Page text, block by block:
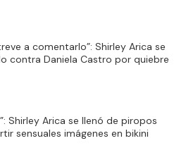
a comentarlo”: Shirley Arica se
contra Daniela Castro por quiebre
Shirley Arica se llenó de piropos
sensuales imágenes en bikini